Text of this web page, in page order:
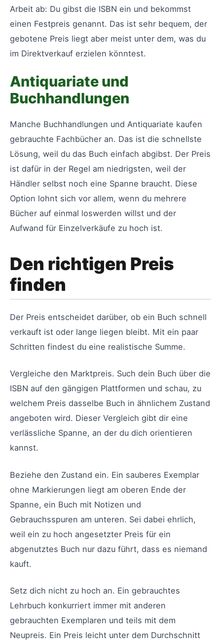
Arbeit ab: Du gibst die ISBN ein und bekommst
einen Festpreis genannt. Das ist sehr bequem, der
gebotene Preis liegt aber meist unter dem, was du
im Direktverkauf erzielen könntest.
Antiquariate und
Buchhandlungen
Manche Buchhandlungen und Antiquariate kaufen
gebrauchte Fachbücher an. Das ist die schnellste
Lösung, weil du das Buch einfach abgibst. Der Preis
ist dafür in der Regel am niedrigsten, weil der
Händler selbst noch eine Spanne braucht. Diese
Option lohnt sich vor allem, wenn du mehrere
Bücher auf einmal loswerden willst und der
Aufwand für Einzelverkäufe zu hoch ist.
Den richtigen Preis
finden
Der Preis entscheidet darüber, ob ein Buch schnell
verkauft ist oder lange liegen bleibt. Mit ein paar
Schritten findest du eine realistische Summe.
Vergleiche den Marktpreis. Such dein Buch über die
ISBN auf den gängigen Plattformen und schau, zu
welchem Preis dasselbe Buch in ähnlichem Zustand
angeboten wird. Dieser Vergleich gibt dir eine
verlässliche Spanne, an der du dich orientieren
kannst.
Beziehe den Zustand ein. Ein sauberes Exemplar
ohne Markierungen liegt am oberen Ende der
Spanne, ein Buch mit Notizen und
Gebrauchsspuren am unteren. Sei dabei ehrlich,
weil ein zu hoch angesetzter Preis für ein
abgenutztes Buch nur dazu führt, dass es niemand
kauft.
Setz dich nicht zu hoch an. Ein gebrauchtes
Lehrbuch konkurriert immer mit anderen
gebrauchten Exemplaren und teils mit dem
Neupreis. Ein Preis leicht unter dem Durchschnitt